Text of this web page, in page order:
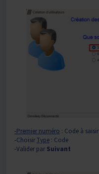
-Premier numéro : Code à saisir
-ChoisirType : Code
-Valider par Suivant